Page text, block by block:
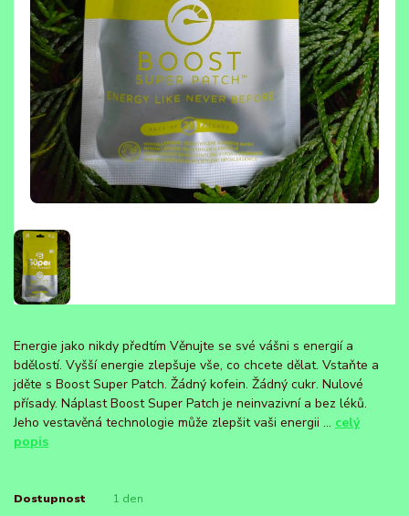
Energie jako nikdy předtím Věnujte se své vášni s energií a
bdělostí. Vyšší energie zlepšuje vše, co chcete dělat. Vstaňte a
jděte s Boost Super Patch. Žádný kofein. Žádný cukr. Nulové
přísady. Náplast Boost Super Patch je neinvazivní a bez léků.
Jeho vestavěná technologie může zlepšit vaši energii ... celý
popis
Dostupnost 1 den